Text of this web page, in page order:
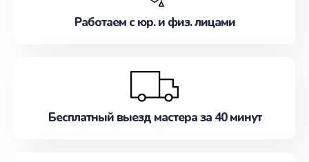
Работаем с юр. и физ. лицами
Бесплатный выезд мастера за 40 минут